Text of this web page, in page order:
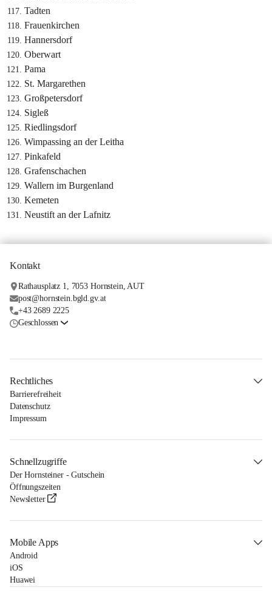
Tadten
Frauenkirchen
Hannersdorf
Oberwart
Pama
St. Margarethen
Großpetersdorf
Sigleß
Riedlingsdorf
Wimpassing an der Leitha
Pinkafeld
Grafenschachen
Wallern im Burgenland
Kemeten
Neustift an der Lafnitz
Kontakt
Rathausplatz 1, 7053 Hornstein, AUT
post@hornstein.bgld.gv.at
+43 2689 2225
Geschlossen
Rechtliches
Barrierefreiheit
Datenschutz
Impressum
Schnellzugriffe
Der Hornsteiner - Gutschein
Öffnungszeiten
Newsletter
Mobile Apps
Android
iOS
Huawei